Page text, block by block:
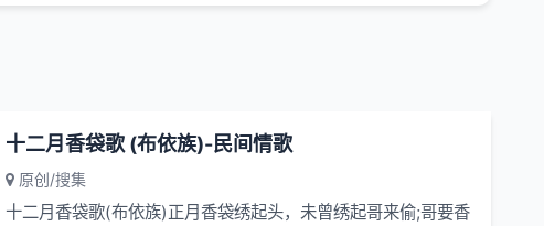
十二月香袋歌 (布依族)-民间情歌
原创/搜集
十二月香袋歌(布依族)正月香袋绣起头，未曾绣起哥来偷;哥要香